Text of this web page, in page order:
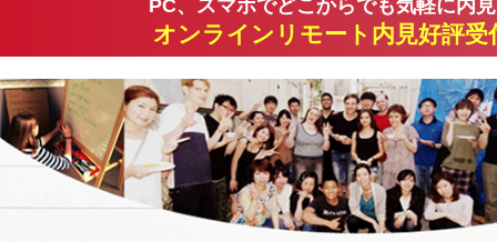
PC、スマホでどこからでも気軽に内
オンラインリモート内見好評受